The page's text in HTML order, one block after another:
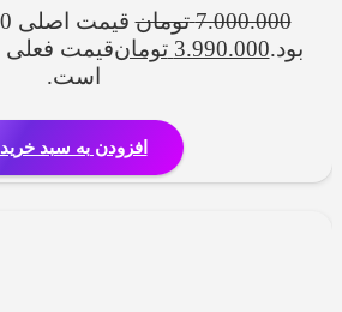
7.000.000 تومان
بود.3.990.000 تومان
است.
افزودن به سبد خرید